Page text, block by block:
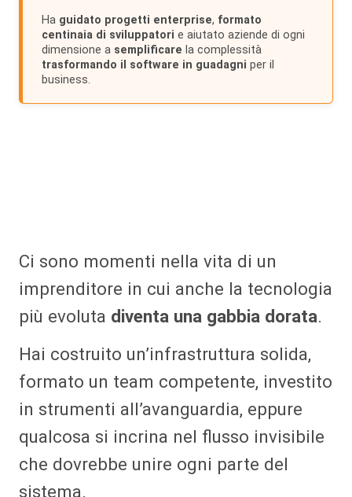
Ha guidato progetti enterprise, formato
centinaia di sviluppatori e aiutato aziende di ogni
dimensione a semplificare la complessità
trasformando il software in guadagni per il
business.
Ci sono momenti nella vita di un
imprenditore in cui anche la tecnologia
più evoluta diventa una gabbia dorata.
Hai costruito un’infrastruttura solida,
formato un team competente, investito
in strumenti all’avanguardia, eppure
qualcosa si incrina nel flusso invisibile
che dovrebbe unire ogni parte del
sistema.